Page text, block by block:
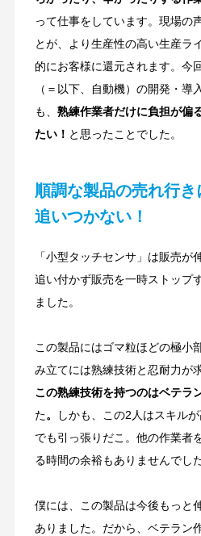
って仕事をしています。現場の
とが、より生産性の高い生産ラ
的にお客様に還元されます。今
（＝以下、自動機）の開発・導
も、 熟練作業者だけに負担が偏
たい！ と思ったことでした。
順調な製品の売れ行
追いつかない！
「小型タッチセンサ」は販売が
追い付かず販売を一時ストップ
ました。
この製品にはゴマ粒ほどの極小
み立てには熟練技術と忍耐力が
この熟練技術を持つのはベテラ
た。
しかも、この2人はスキル
でも引っ張りだこ。他の作業者
る時間の余裕もありませんでした
僕には、この製品は今後もっと
ありました。だから、ベテラン